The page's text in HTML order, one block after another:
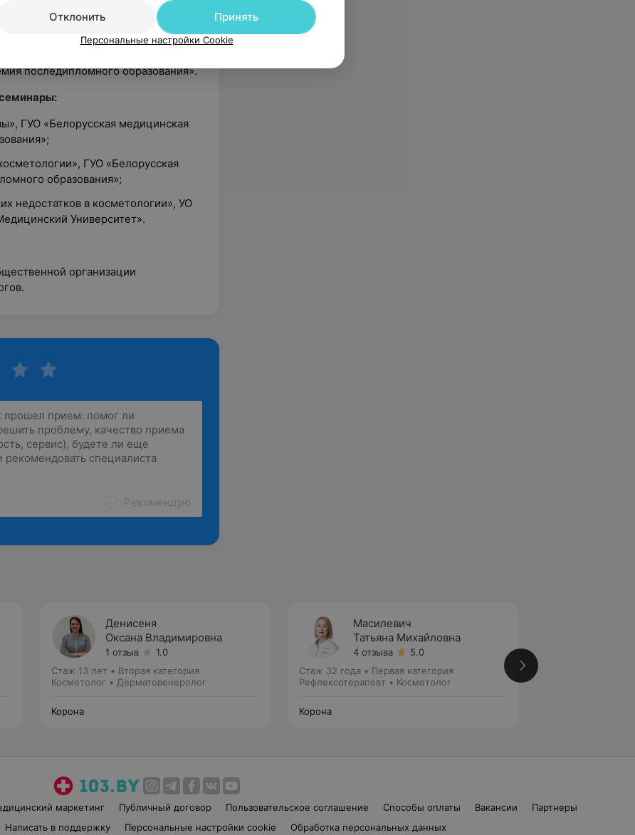
академия последипломного
и косметологии ГУО
последипломного образования».
ГУО «Белорусская медицинская
ГУО «Белорусская
образования»;
недостатков в косметологии», УО
Университет».
организации
Рекомендую
Денисеня
Оксана Владимировна
1 отзыв
1.0
Стаж 13 лет • Вторая категория
Косметолог • Дерматовенеролог
Корона
Масилевич
Татьяна Михайловна
4 отзыва
5.0
Стаж 32 года • Первая категория
Рефлексотерапевт • Косметолог
Корона
маркетинг Публичный договор Пользовательское соглашение Способы оплаты Вакансии
Партнеры
Написать в поддержку Персональные настройки cookie Обработка персональных данных
Отклонить
Принять
Персональные настройки Cookie